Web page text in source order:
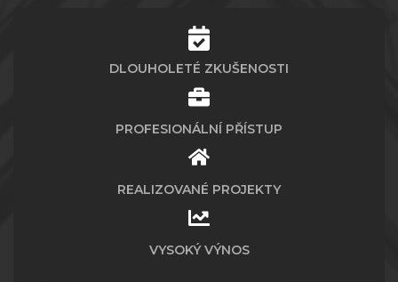
DLOUHOLETÉ ZKUŠENOSTI
PROFESIONÁLNÍ PŘÍSTUP
REALIZOVANÉ PROJEKTY
VYSOKÝ VÝNOS